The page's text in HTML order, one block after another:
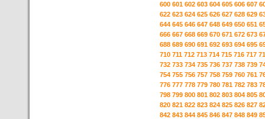
600 601 602 603 604 605 606 607
622 623 624 625 626 627 628 629
644 645 646 647 648 649 650 651
666 667 668 669 670 671 672 673
688 689 690 691 692 693 694 695
710 711 712 713 714 715 716 717
732 733 734 735 736 737 738 739
754 755 756 757 758 759 760 761
776 777 778 779 780 781 782 783
798 799 800 801 802 803 804 805
820 821 822 823 824 825 826 827
842 843 844 845 846 847 848 849